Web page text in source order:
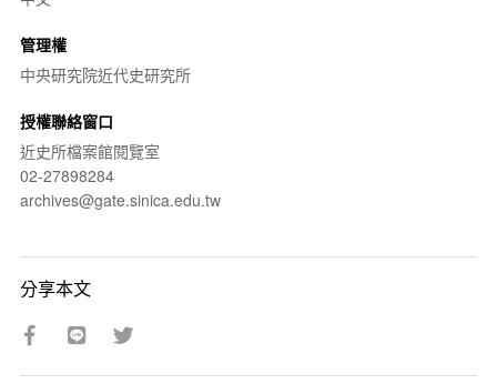
管理權
中央研究院近代史研究所
授權聯絡窗口
近史所檔案館閱覽室
02-27898284
archives@gate.sinica.edu.tw
分享本文